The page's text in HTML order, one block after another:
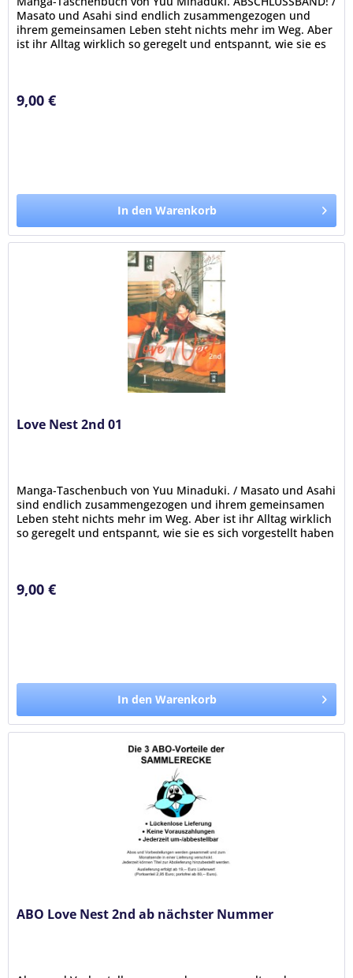
Masato und Asahi sind endlich zusammengezogen und
ihrem gemeinsamen Leben steht nichts mehr im Weg. Aber
ist ihr Alltag wirklich so geregelt und entspannt, wie sie es
9,00 €
In den Warenkorb
Love Nest 2nd 01
Manga-Taschenbuch von Yuu Minaduki. / Masato und Asahi
sind endlich zusammengezogen und ihrem gemeinsamen
Leben steht nichts mehr im Weg. Aber ist ihr Alltag wirklich
so geregelt und entspannt, wie sie es sich vorgestellt haben
9,00 €
In den Warenkorb
ABO Love Nest 2nd ab nächster Nummer